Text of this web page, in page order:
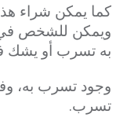
كما يمكن شراء
ويمكن للشخص في
به تسرب أو يشك
وجود تسرب به،
تسرب.